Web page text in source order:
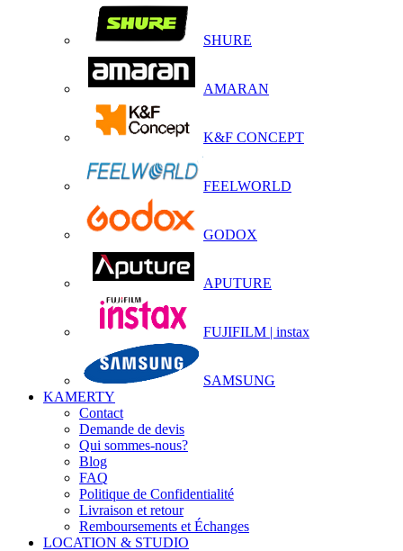
SHURE
AMARAN
K&F CONCEPT
FEELWORLD
GODOX
APUTURE
FUJIFILM | instax
SAMSUNG
KAMERTY
Contact
Demande de devis
Qui sommes-nous?
Blog
FAQ
Politique de Confidentialité
Livraison et retour
Remboursements et Échanges
LOCATION & STUDIO